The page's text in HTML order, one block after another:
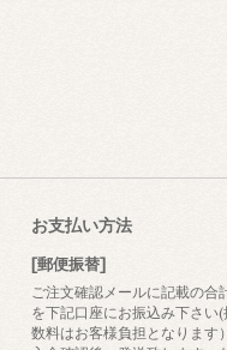
お支払い方法
[郵便振替]
ご注文確認メールに記載の合
を下記口座にお振込み下さい
数料はお客様負担となります